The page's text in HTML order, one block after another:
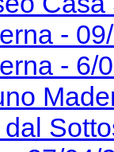
-
- 6/